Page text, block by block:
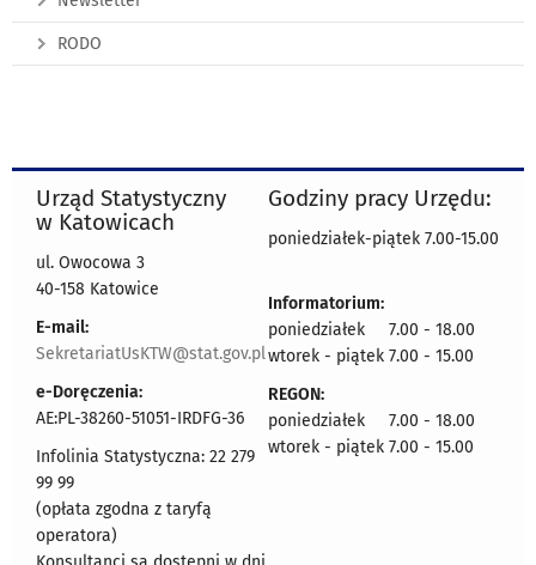
RODO
Urząd Statystyczny
w Katowicach
ul. Owocowa 3
40-158 Katowice
E-mail:
SekretariatUsKTW@stat.gov.pl
e-Doręczenia:
AE:PL-38260-51051-IRDFG-36
Infolinia Statystyczna: 22 279
99 99
(opłata zgodna z taryfą
operatora)
Godziny pracy Urzędu:
poniedziałek-piątek 7.00-15.00
Informatorium:
poniedziałek 7.00 - 18.00
wtorek - piątek 7.00 - 15.00
REGON:
poniedziałek 7.00 - 18.00
wtorek - piątek 7.00 - 15.00